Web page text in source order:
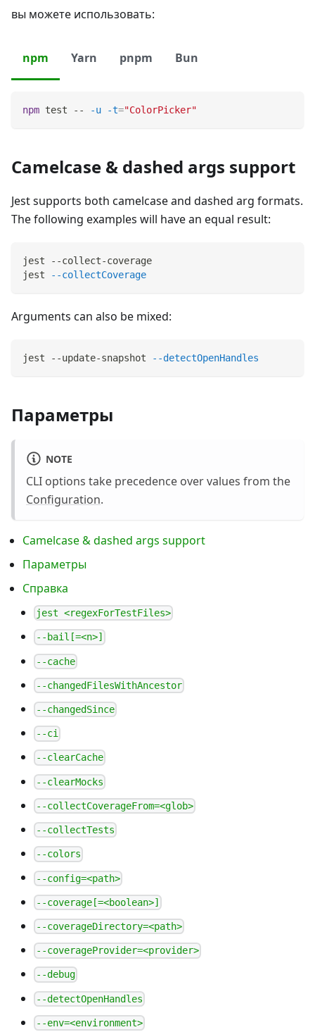
вы можете использовать:
npm Yarn pnpm Bun
npm test -- -u -t="ColorPicker"
Camelcase & dashed args support
Jest supports both camelcase and dashed arg formats.
The following examples will have an equal result:
jest --collect-coverage
jest
--collectCoverage
Arguments can also be mixed:
jest --update-snapshot --detectOpenHandles
Параметры
NOTE
CLI options take precedence over values from the
Configuration.
Camelcase & dashed args support
Параметры
Справка
jest <regexForTestFiles>
--bail[=<n>]
--cache
--changedFilesWithAncestor
--changedSince
--ci
--clearCache
--clearMocks
--collectCoverageFrom=<glob>
--collectTests
--colors
--config=<path>
--coverage[=<boolean>]
--coverageDirectory=<path>
--coverageProvider=<provider>
--debug
--detectOpenHandles
--env=<environment>